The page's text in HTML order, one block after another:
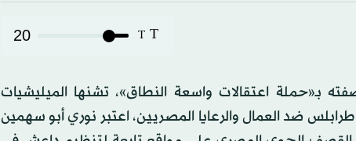
T
T
20
بـ«حملة اعتقالات واسعة النطاق»، تشنها الميليشيات
ضد العمال والرعايا المصريين، اعتبر نوري أبو سهمين